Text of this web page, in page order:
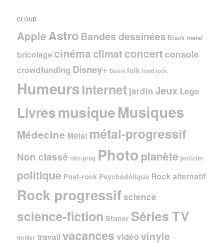
CLOUD
Apple AstroBandes dessinées Black metal
bricolage cinéma climat concertconsole
crowdfunding Disney+ Doom folk Hard rock
HumeursInternet jardin Jeux Lego
LivresmusiqueMusiques
Médecine Métal métal-progressif
Non classé néo-prog Photo planète policier
politique Post-rock Psychédélique Rock alternatif
Rock progressifscience
science-fiction Stoner Séries TV
thriller travail vacances vidéovinyle